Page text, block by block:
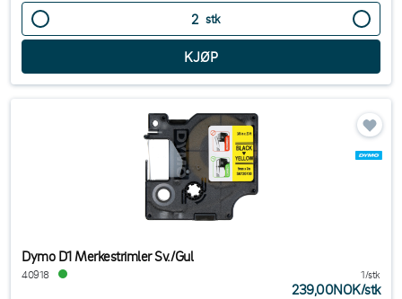
stk
Dymo D1 Merkestrimler Sv./Gul
40918 1/stk
239,00NOK/stk